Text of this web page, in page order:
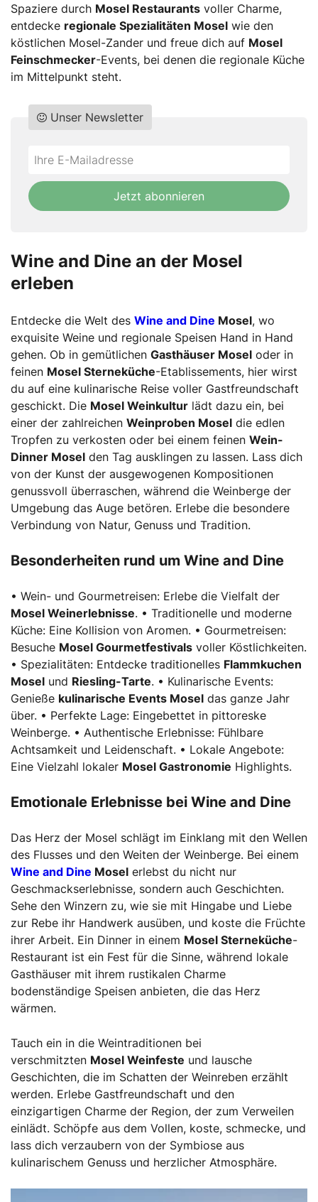
Spaziere durch Mosel Restaurants voller Charme,
entdecke regionale Spezialitäten Mosel wie den
köstlichen Mosel-Zander und freue dich auf Mosel
Feinschmecker-Events, bei denen die regionale Küche
im Mittelpunkt steht.
Do
fill
this
Unser Newsletter
*Ihre
Mailadresse:
Jetzt abonnieren
Wine and Dine an der Mosel
erleben
Entdecke die Welt des Wine and Dine Mosel, wo
exquisite Weine und regionale Speisen Hand in Hand
gehen. Ob in gemütlichen Gasthäuser Mosel oder in
feinen Mosel Sterneküche-Etablissements, hier wirst
du auf eine kulinarische Reise voller Gastfreundschaft
geschickt. Die Mosel Weinkultur lädt dazu ein, bei
einer der zahlreichen Weinproben Mosel die edlen
Tropfen zu verkosten oder bei einem feinen Wein-
Dinner Mosel den Tag ausklingen zu lassen. Lass dich
von der Kunst der ausgewogenen Kompositionen
genussvoll überraschen, während die Weinberge der
Umgebung das Auge betören. Erlebe die besondere
Verbindung von Natur, Genuss und Tradition.
Besonderheiten rund um Wine and Dine
• Wein- und Gourmetreisen: Erlebe die Vielfalt der
Mosel Weinerlebnisse. • Traditionelle und moderne
Küche: Eine Kollision von Aromen. • Gourmetreisen:
Besuche Mosel Gourmetfestivals voller Köstlichkeiten.
• Spezialitäten: Entdecke traditionelles Flammkuchen
Mosel und Riesling-Tarte. • Kulinarische Events:
Genieße kulinarische Events Mosel das ganze Jahr
über. • Perfekte Lage: Eingebettet in pittoreske
Weinberge. • Authentische Erlebnisse: Fühlbare
Achtsamkeit und Leidenschaft. • Lokale Angebote:
Eine Vielzahl lokaler Mosel Gastronomie Highlights.
Emotionale Erlebnisse bei Wine and Dine
Das Herz der Mosel schlägt im Einklang mit den Wellen
des Flusses und den Weiten der Weinberge. Bei einem
Wine and Dine Mosel erlebst du nicht nur
Geschmackserlebnisse, sondern auch Geschichten.
Sehe den Winzern zu, wie sie mit Hingabe und Liebe
zur Rebe ihr Handwerk ausüben, und koste die Früchte
ihrer Arbeit. Ein Dinner in einem Mosel Sterneküche-
Restaurant ist ein Fest für die Sinne, während lokale
Gasthäuser mit ihrem rustikalen Charme
bodenständige Speisen anbieten, die das Herz
wärmen.
Tauch ein in die Weintraditionen bei
verschmitzten Mosel Weinfeste und lausche
Geschichten, die im Schatten der Weinreben erzählt
werden. Erlebe Gastfreundschaft und den
einzigartigen Charme der Region, der zum Verweilen
einlädt. Schöpfe aus dem Vollen, koste, schmecke, und
lass dich verzaubern von der Symbiose aus
kulinarischem Genuss und herzlicher Atmosphäre.